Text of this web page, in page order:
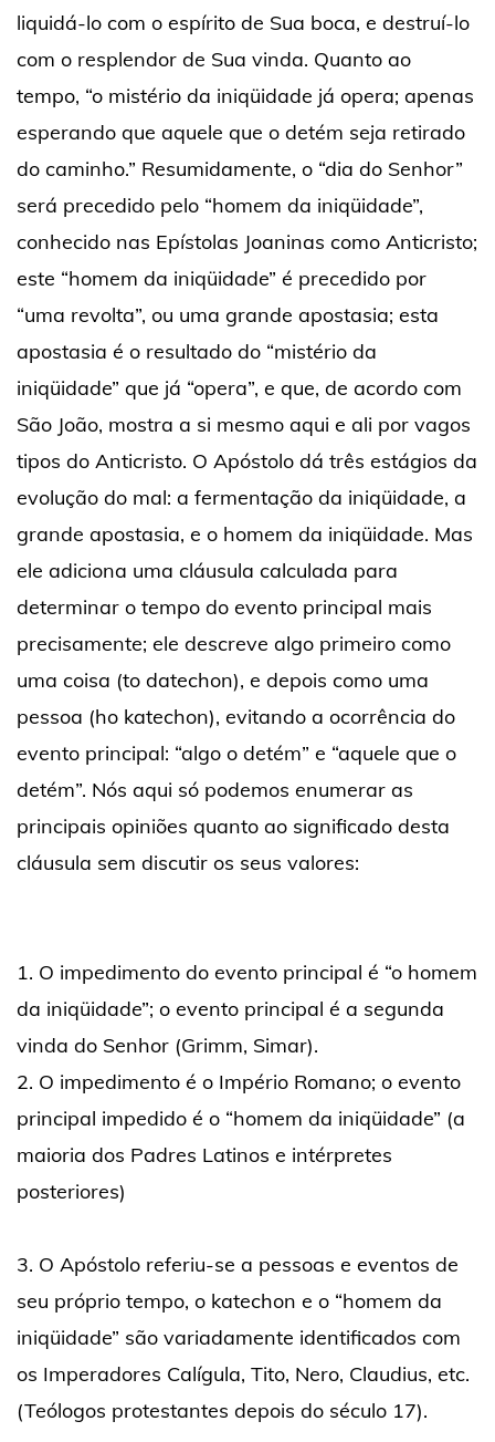
liquidá-lo com o espírito de Sua boca, e destruí-lo
com o resplendor de Sua vinda. Quanto ao
tempo, “o mistério da iniqüidade já opera; apenas
esperando que aquele que o detém seja retirado
do caminho.” Resumidamente, o “dia do Senhor”
será precedido pelo “homem da iniqüidade”,
conhecido nas Epístolas Joaninas como Anticristo;
este “homem da iniqüidade” é precedido por
“uma revolta”, ou uma grande apostasia; esta
apostasia é o resultado do “mistério da
iniqüidade” que já “opera”, e que, de acordo com
São João, mostra a si mesmo aqui e ali por vagos
tipos do Anticristo. O Apóstolo dá três estágios da
evolução do mal: a fermentação da iniqüidade, a
grande apostasia, e o homem da iniqüidade. Mas
ele adiciona uma cláusula calculada para
determinar o tempo do evento principal mais
precisamente; ele descreve algo primeiro como
uma coisa (to datechon), e depois como uma
pessoa (ho katechon), evitando a ocorrência do
evento principal: “algo o detém” e “aquele que o
detém”. Nós aqui só podemos enumerar as
principais opiniões quanto ao significado desta
cláusula sem discutir os seus valores:
1. O impedimento do evento principal é “o homem
da iniqüidade”; o evento principal é a segunda
vinda do Senhor (Grimm, Simar).
2. O impedimento é o Império Romano; o evento
principal impedido é o “homem da iniqüidade” (a
maioria dos Padres Latinos e intérpretes
posteriores)
3. O Apóstolo referiu-se a pessoas e eventos de
seu próprio tempo, o katechon e o “homem da
iniqüidade” são variadamente identificados com
os Imperadores Calígula, Tito, Nero, Claudius, etc.
(Teólogos protestantes depois do século 17).